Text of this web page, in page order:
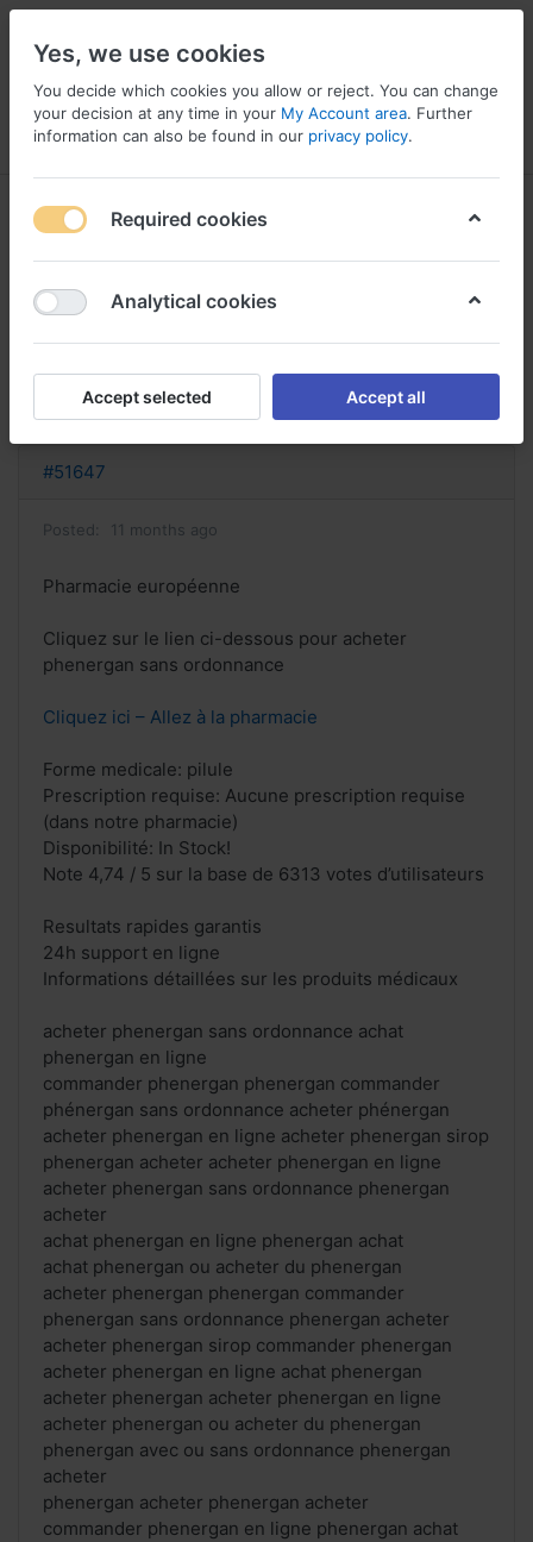
Menu Log in Compare Wishlist
phenergan achat acheter
phenergan sirop
Reply
#51647
Posted: 11 months ago
Pharmacie européenne
Cliquez sur le lien ci-dessous pour acheter
phenergan sans ordonnance
Cliquez ici – Allez à la pharmacie
Forme medicale: pilule
Prescription requise: Aucune prescription requise
(dans notre pharmacie)
Disponibilité: In Stock!
Note 4,74 / 5 sur la base de 6313 votes d’utilisateurs
Resultats rapides garantis
24h support en ligne
Informations détaillées sur les produits médicaux
acheter phenergan sans ordonnance achat
phenergan en ligne
commander phenergan phenergan commander
phénergan sans ordonnance acheter phénergan
acheter phenergan en ligne acheter phenergan sirop
phenergan acheter acheter phenergan en ligne
acheter phenergan sans ordonnance phenergan
acheter
achat phenergan en ligne phenergan achat
achat phenergan ou acheter du phenergan
acheter phenergan phenergan commander
phenergan sans ordonnance phenergan acheter
acheter phenergan sirop commander phenergan
acheter phenergan en ligne achat phenergan
acheter phenergan acheter phenergan en ligne
acheter phenergan ou acheter du phenergan
phenergan avec ou sans ordonnance phenergan
acheter
phenergan acheter phenergan acheter
commander phenergan en ligne phenergan achat
Yes, we use cookies
You decide which cookies you allow or reject. You can change
your decision at any time in your My Account area. Further
information can also be found in our privacy policy.
Required cookies
Analytical cookies
Accept selected Accept all